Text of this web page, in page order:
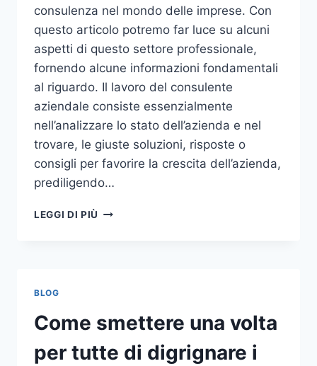
consulenza nel mondo delle imprese. Con
questo articolo potremo far luce su alcuni
aspetti di questo settore professionale,
fornendo alcune informazioni fondamentali
al riguardo. Il lavoro del consulente
aziendale consiste essenzialmente
nell’analizzare lo stato dell’azienda e nel
trovare, le giuste soluzioni, risposte o
consigli per favorire la crescita dell’azienda,
prediligendo…
LEGGI DI PIÙ IL
BLOG
Come smettere una volta
per tutte di digrignare i